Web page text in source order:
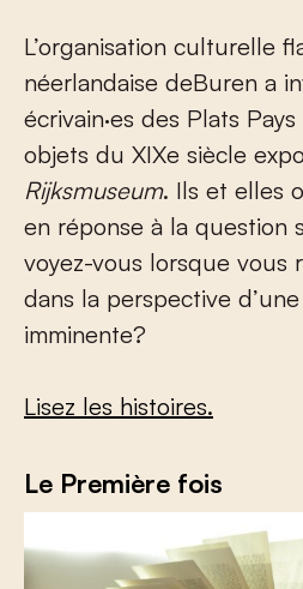
L’organisation culturelle
néerlandaise deBuren a
écrivain·es des Plats
objets du XIXe siècle
Rijksmuseum. Ils et elles
en réponse à la question
voyez-vous lorsque vous
dans la perspective
imminente?
Lisez les histoires.
Le Première fois